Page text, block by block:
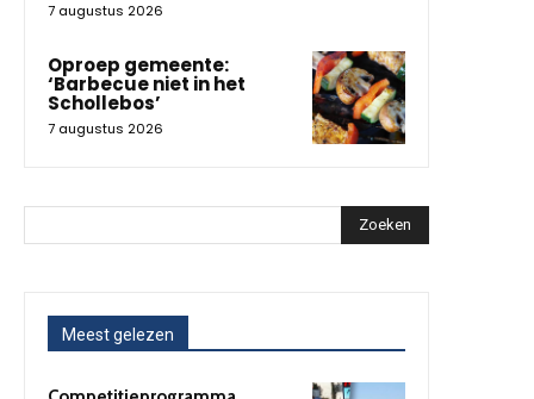
7 augustus 2026
Oproep gemeente:
‘Barbecue niet in het
Schollebos’
7 augustus 2026
Zoeken
Meest gelezen